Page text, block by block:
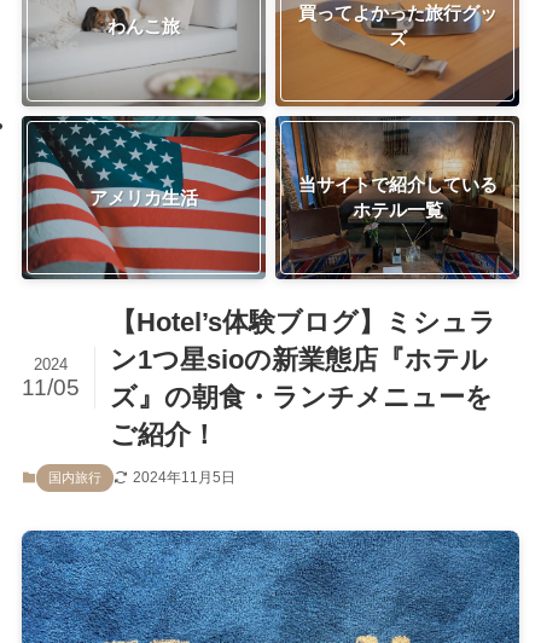
わんこ旅
買ってよかった旅行グッ
ズ
アメリカ生活
当サイトで紹介している
ホテル一覧
【Hotel’s体験ブログ】ミシュラ
ン1つ星sioの新業態店『ホテル
ズ』の朝食・ランチメニューを
ご紹介！
2024
11/05
国内旅行 2024年11月5日